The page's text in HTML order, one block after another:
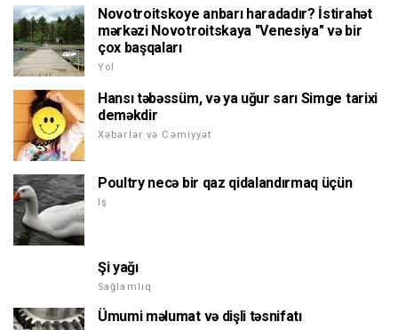
Novotroitskoye anbarı haradadır? İstirahət
mərkəzi Novotroitskaya "Venesiya" və bir
çox başqaları
Yol
Hansı təbəssüm, və ya uğur sarı Simge tarixi
deməkdir
Xəbərlər və Cəmiyyət
Poultry necə bir qaz qidalandırmaq üçün
Iş
Şi yağı
Sağlamlıq
Ümumi məlumat və dişli təsnifatı